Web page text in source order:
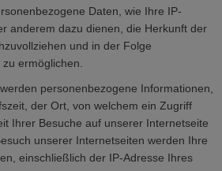
Daten, wie Ihre IP-
anderem dazu dienen, die Herkunft der
und in der Folge
ermöglichen.
personenbezogene Informationen,
der Ort, von welchem ein Zugriff
Ihrer Besuche auf unserer Internetseite
unserer Internetseiten werden Ihre
einschließlich der IP-Adresse Ihres